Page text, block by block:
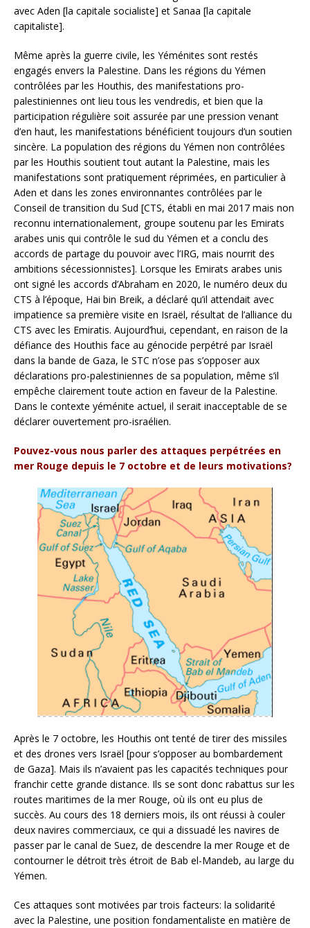
avec Aden [la capitale socialiste] et Sanaa [la capitale
capitaliste].
Même après la guerre civile, les Yéménites sont restés
engagés envers la Palestine. Dans les régions du Yémen
contrôlées par les Houthis, des manifestations pro-
palestiniennes ont lieu tous les vendredis, et bien que la
participation régulière soit assurée par une pression venant
d’en haut, les manifestations bénéficient toujours d’un soutien
sincère. La population des régions du Yémen non contrôlées
par les Houthis soutient tout autant la Palestine, mais les
manifestations sont pratiquement réprimées, en particulier à
Aden et dans les zones environnantes contrôlées par le
Conseil de transition du Sud [CTS, établi en mai 2017 mais non
reconnu internationalement, groupe soutenu par les Emirats
arabes unis qui contrôle le sud du Yémen et a conclu des
accords de partage du pouvoir avec l’IRG, mais nourrit des
ambitions sécessionnistes]. Lorsque les Emirats arabes unis
ont signé les accords d’Abraham en 2020, le numéro deux du
CTS à l’époque, Hai bin Breik, a déclaré qu’il attendait avec
impatience sa première visite en Israël, résultat de l’alliance du
CTS avec les Emiratis. Aujourd’hui, cependant, en raison de la
défiance des Houthis face au génocide perpétré par Israël
dans la bande de Gaza, le STC n’ose pas s’opposer aux
déclarations pro-palestiniennes de sa population, même s’il
empêche clairement toute action en faveur de la Palestine.
Dans le contexte yéménite actuel, il serait inacceptable de se
déclarer ouvertement pro-israélien.
Pouvez-vous nous parler des attaques perpétrées en
mer Rouge depuis le 7 octobre et de leurs motivations?
Après le 7 octobre, les Houthis ont tenté de tirer des missiles
et des drones vers Israël [pour s’opposer au bombardement
de Gaza]. Mais ils n’avaient pas les capacités techniques pour
franchir cette grande distance. Ils se sont donc rabattus sur les
routes maritimes de la mer Rouge, où ils ont eu plus de
succès. Au cours des 18 derniers mois, ils ont réussi à couler
deux navires commerciaux, ce qui a dissuadé les navires de
passer par le canal de Suez, de descendre la mer Rouge et de
contourner le détroit très étroit de Bab el-Mandeb, au large du
Yémen.
Ces attaques sont motivées par trois facteurs: la solidarité
avec la Palestine, une position fondamentaliste en matière de